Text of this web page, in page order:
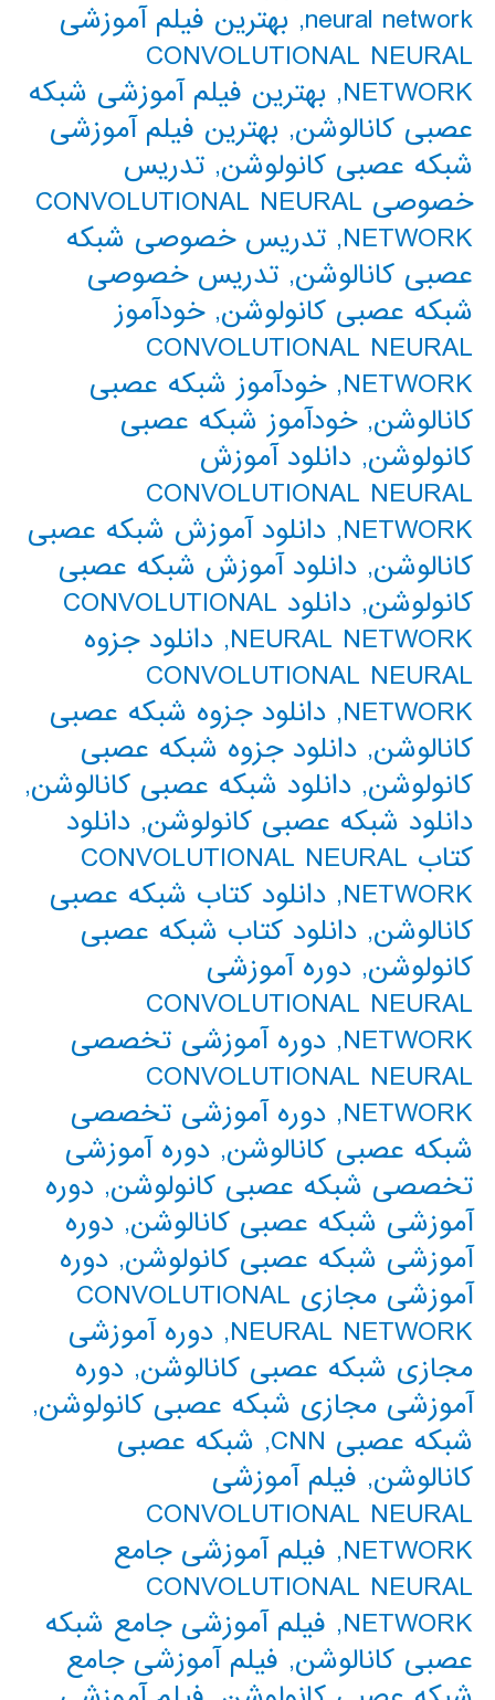
neural network
, بهترین فیلم آموزشی
CONVOLUTIONAL NEURAL
NETWORK
, بهترین فیلم آموزشی شبکه
عصبی کانالوشن, بهترین فیلم آموزشی
شبکه عصبی کانولوشن, تدریس
خصوصی CONVOLUTIONAL NEURAL
NETWORK
, تدریس خصوصی شبکه
عصبی کانالوشن, تدریس خصوصی
شبکه عصبی کانولوشن,خودآموز
CONVOLUTIONAL NEURAL
NETWORK
,خودآموز شبکه عصبی
کانالوشن,خودآموز شبکه عصبی
کانولوشن, دانلود آموزش
CONVOLUTIONAL NEURAL
NETWORK
, دانلود آموزش شبکه عصبی
کانالوشن, دانلود آموزش شبکه عصبی
کانولوشن,
دانلود CONVOLUTIONAL
NEURAL NETWORK
, دانلود جزوه
CONVOLUTIONAL NEURAL
NETWORK
, دانلود جزوه شبکه عصبی
کانالوشن, دانلود جزوه شبکه عصبی
کانولوشن, دانلود شبکه عصبی کانالوشن,
دانلود شبکه عصبی کانولوشن, دانلود
کتاب CONVOLUTIONAL NEURAL
NETWORK
, دانلود کتاب شبکه عصبی
کانالوشن, دانلود کتاب شبکه عصبی
کانولوشن, دوره آموزشی
CONVOLUTIONAL NEURAL
NETWORK
, دوره آموزشی تخصصی
CONVOLUTIONAL NEURAL
NETWORK
, دوره آموزشی تخصصی
شبکه عصبی کانالوشن, دوره آموزشی
تخصصی شبکه عصبی کانولوشن, دوره
آموزشی شبکه عصبی کانالوشن, دوره
آموزشی شبکه عصبی کانولوشن, دوره
آموزشی مجازی CONVOLUTIONAL
NEURAL NETWORK
, دوره آموزشی
مجازی شبکه عصبی کانالوشن, دوره
آموزشی مجازی شبکه عصبی کانولوشن,
شبکه عصبی CNN
, شبکه عصبی
کانالوشن, فیلم آموزشی
CONVOLUTIONAL NEURAL
NETWORK
, فیلم آموزشی جامع
CONVOLUTIONAL NEURAL
NETWORK
, فیلم آموزشی جامع شبکه
عصبی کانالوشن, فیلم آموزشی جامع